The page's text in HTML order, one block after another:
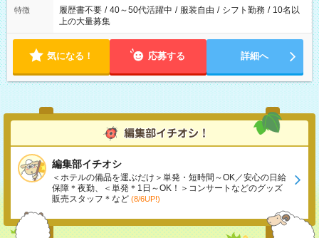
特徴 履歴書不要 / 40～50代活躍中 / 服装自由 / シフト勤務 / 10名以
上の大量募集
気になる！ 応募する 詳細へ
編集部イチオシ
＜ホテルの備品を運ぶだけ＞単発・短時間～OK／安心の日給
保障＊夜勤、＜単発＊1日～OK！＞コンサートなどのグッズ
販売スタッフ＊など (8/6UP!)